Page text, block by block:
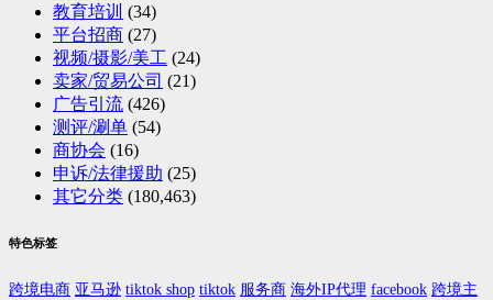
教育培训 (34)
平台招商 (27)
视频/摄影/美工 (24)
卖家/贸易公司 (21)
广告引流 (426)
测评/涮单 (54)
商协会 (16)
申诉/法律援助 (25)
其它分类 (180,463)
特色标签
跨境电商 亚马逊 tiktok shop tiktok 服务商 海外IP代理 facebook 跨境主